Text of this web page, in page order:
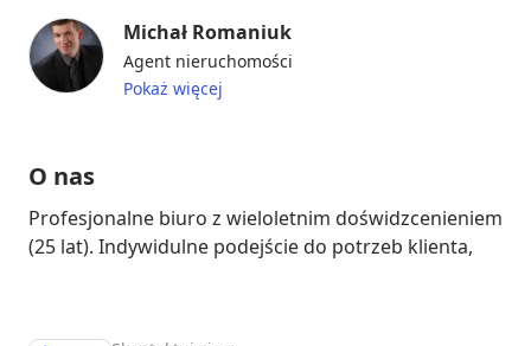
Michał Romaniuk
Agent nieruchomości
Pokaż więcej
O nas
Profesjonalne biuro z wieloletnim doświdzcenieniem
(25 lat). Indywidulne podejście do potrzeb klienta,